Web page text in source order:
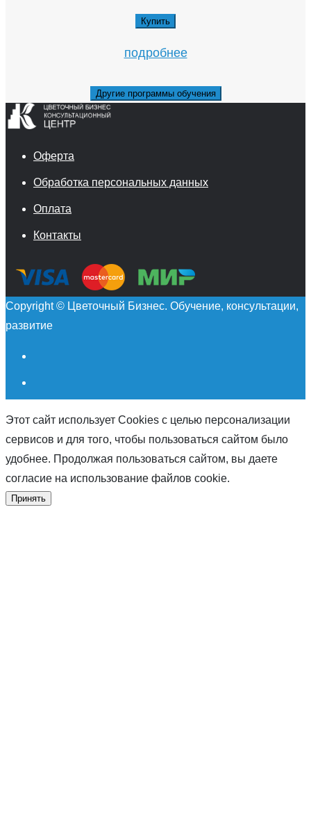
Купить
подробнее
Другие программы обучения
Оферта
Обработка персональных данных
Оплата
Контакты
Copyright © Цветочный Бизнес. Обучение, консультации,
развитие
Этот сайт использует Cookies с целью персонализации
сервисов и для того, чтобы пользоваться сайтом было
удобнее. Продолжая пользоваться сайтом, вы даете
согласие на использование файлов cookie.
Принять